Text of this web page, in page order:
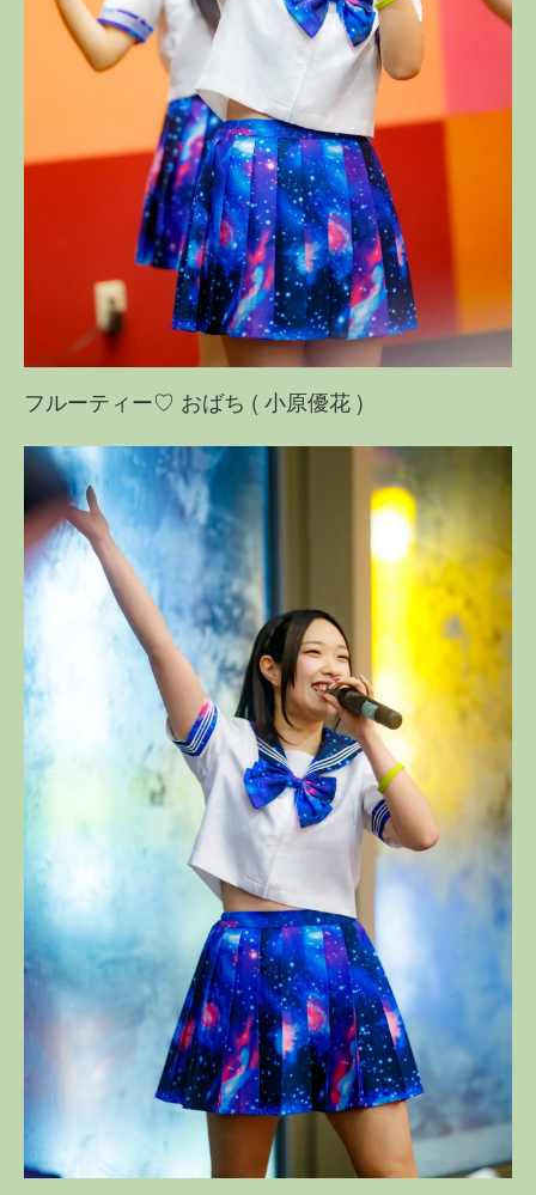
フルーティー♡ おばち ( 小原優花 )